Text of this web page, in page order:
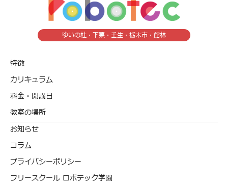
ゆいの杜・下栗・壬生・栃木市・館林
特徴
カリキュラム
料金・開講日
教室の場所
お知らせ
コラム
プライバシーポリシー
フリースクール ロボテック学園